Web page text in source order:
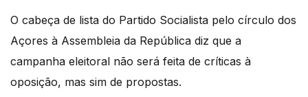
O cabeça de lista do Partido Socialista pelo círculo dos
Açores à Assembleia da República diz que a
campanha eleitoral não será feita de críticas à
oposição, mas sim de propostas.